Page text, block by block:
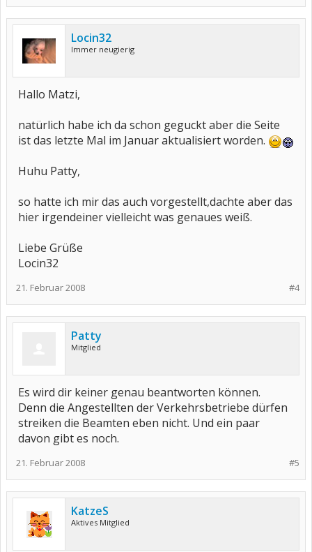
Locin32
Immer neugierig
Hallo Matzi,
natürlich habe ich da schon geguckt aber die Seite
ist das letzte Mal im Januar aktualisiert worden.
Huhu Patty,
so hatte ich mir das auch vorgestellt,dachte aber das
hier irgendeiner vielleicht was genaues weiß.
Liebe Grüße
Locin32
#4
21. Februar 2008
Patty
Mitglied
Es wird dir keiner genau beantworten können.
Denn die Angestellten der Verkehrsbetriebe dürfen
streiken die Beamten eben nicht. Und ein paar
davon gibt es noch.
#5
21. Februar 2008
KatzeS
Aktives Mitglied